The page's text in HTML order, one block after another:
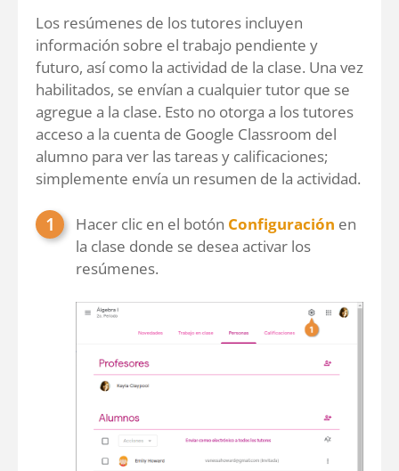
Los resúmenes de los tutores incluyen
información sobre el trabajo pendiente y
futuro, así como la actividad de la clase. Una vez
habilitados, se envían a cualquier tutor que se
agregue a la clase. Esto no otorga a los tutores
acceso a la cuenta de Google Classroom del
alumno para ver las tareas y calificaciones;
simplemente envía un resumen de la actividad.
Hacer clic en el botón Configuración en
la clase donde se desea activar los
resúmenes.